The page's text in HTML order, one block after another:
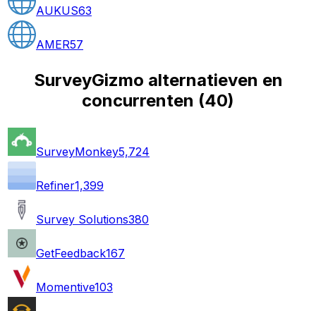
AUKUS63
AMER57
SurveyGizmo alternatieven en
concurrenten (40)
SurveyMonkey5,724
Refiner1,399
Survey Solutions380
GetFeedback167
Momentive103